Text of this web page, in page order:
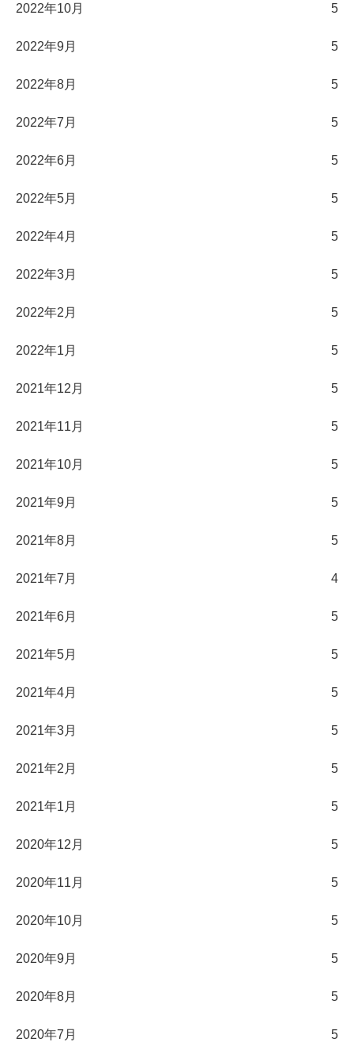
2022年10月 5
2022年9月 5
2022年8月 5
2022年7月 5
2022年6月 5
2022年5月 5
2022年4月 5
2022年3月 5
2022年2月 5
2022年1月 5
2021年12月 5
2021年11月 5
2021年10月 5
2021年9月 5
2021年8月 5
2021年7月 4
2021年6月 5
2021年5月 5
2021年4月 5
2021年3月 5
2021年2月 5
2021年1月 5
2020年12月 5
2020年11月 5
2020年10月 5
2020年9月 5
2020年8月 5
2020年7月 5